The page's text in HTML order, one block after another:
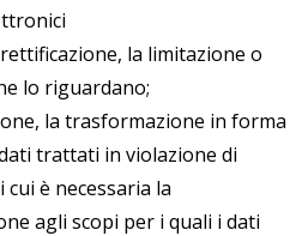
la limitazione o
lo riguardano;
la trasformazione in forma
trattati in violazione di
è necessaria la
agli scopi per i quali i dati